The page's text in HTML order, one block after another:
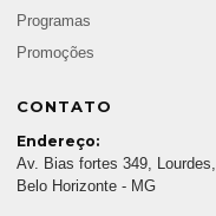
Programas
Promoções
CONTATO
Endereço:
Av. Bias fortes 349, Lourdes,
Belo Horizonte - MG